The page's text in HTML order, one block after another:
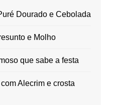
Dourado e Cebolada
e Molho
que sabe a festa
Alecrim e crosta